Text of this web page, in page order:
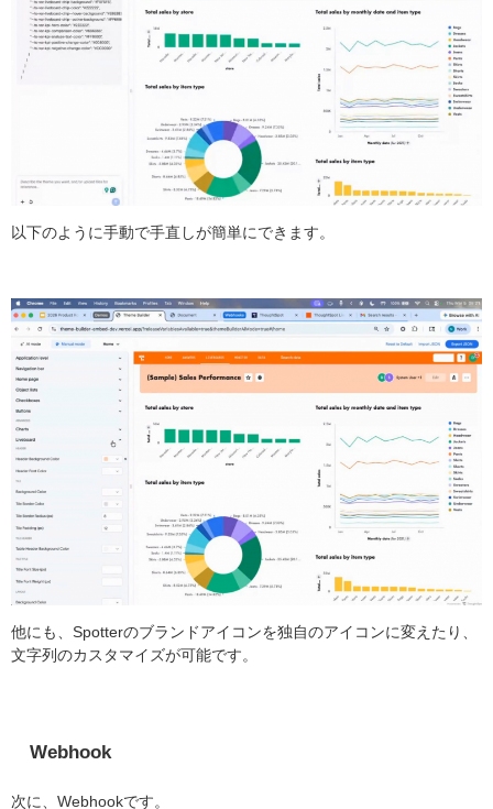
以下のように手動で手直しが簡単にできます。
他にも、Spotterのブランドアイコンを独自のアイコンに変えたり、
文字列のカスタマイズが可能です。
Webhook
次に、Webhookです。